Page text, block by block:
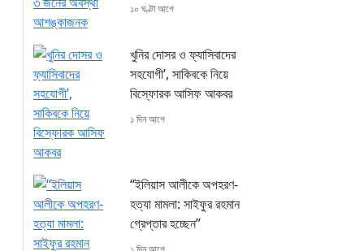
১০ ঘণ্টা আগে
খুনির দোসর ও ফ্যাসিবাদের
সহযোগী’, সাকিবকে নিয়ে
বিস্ফোরক আসিফ আকবর
১ দিন আগে
“ইলিয়াস আলীকে অপহরণ-
হত্যা মামলা: সাইফুর রহমান
গ্রেপ্তার হচ্ছেন”